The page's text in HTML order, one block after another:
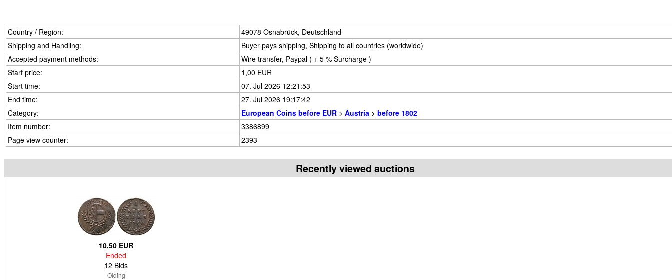
Country / Region:
49078 Osnabrück, Deutschland
Shipping and Handling:
Buyer pays shipping, Shipping to all countries (worldwide)
Accepted payment methods:
Wire transfer, Paypal ( + 5 % Surcharge )
Start price:
1,00 EUR
Start time:
07. Jul 2026 12:21:53
End time:
27. Jul 2026 19:17:42
Category:
European Coins before EUR > Austria > before 1802
Item number:
3386899
Page view counter:
2393
Recently viewed auctions
10,50 EUR
Ended
12 Bids
Olding